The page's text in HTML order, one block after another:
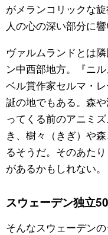
がメランコリックな
人の心の深い部分に
ヴァルムランドとは
ン中西部地方。『ニ
ベル賞作家セルマ・
誕の地でもある。森
ってくる前のアニミ
き、樹々（きぎ）や
るそうだ。そのあた
があるかもしれない。
スウェーデン独立
そんなスウェーデン